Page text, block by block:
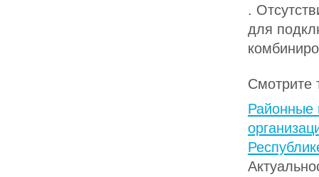
.
для
Смотрите
Районные